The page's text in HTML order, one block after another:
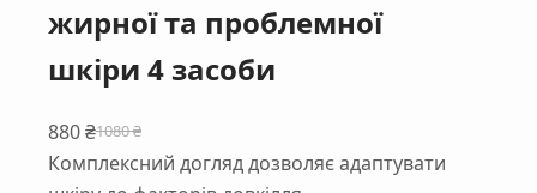
жирної та проблемної
шкіри 4 засоби
1080₴
Оригінальна
ціна:
880₴
Поточна
ціна:
Комплексний догляд дозволяє адаптувати